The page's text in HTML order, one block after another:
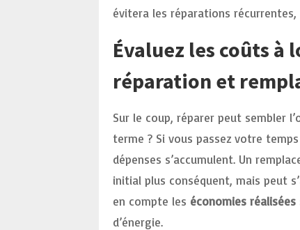
évitera les réparations
Évaluez les coûts
réparation et
Sur le coup, réparer peut sembler
terme ? Si vous passez votre
dépenses s’accumulent. Un
initial plus conséquent, mais peut
en compte les économies
d’énergie.